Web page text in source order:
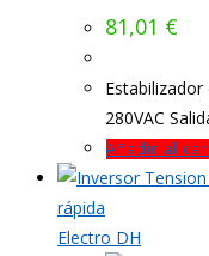
81,01 €
280VAC
Añadir al
rápida
Electro DH